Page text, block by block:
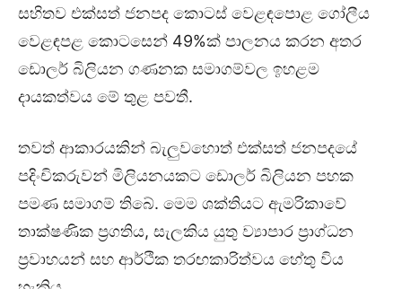
සහිතව එක්සත් ජනපද කොටස් වෙළඳපොළ ගෝලීය
වෙළඳපළ කොටසෙන් 49%ක් පාලනය කරන අතර
ඩොලර් බිලියන ගණනක සමාගම්වල ඉහළම
දායකත්වය මේ තුළ පවතී.
තවත් ආකාරයකින් බැලුවහොත් එක්සත් ජනපදයේ
පදිංචිකරුවන් මිලියනයකට ඩොලර් බිලියන පහක
පමණ සමාගම් තිබේ. මෙම ශක්තියට ඇමරිකාවේ
තාක්ෂණික ප්‍රගතිය, සැලකිය යුතු ව්‍යාපාර ප්‍රාග්ධන
ප්‍රවාහයන් සහ ආර්ථික තරඟකාරිත්වය හේතු විය